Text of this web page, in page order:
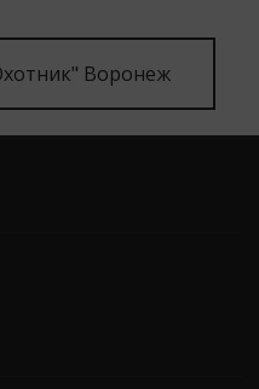
Воронеж